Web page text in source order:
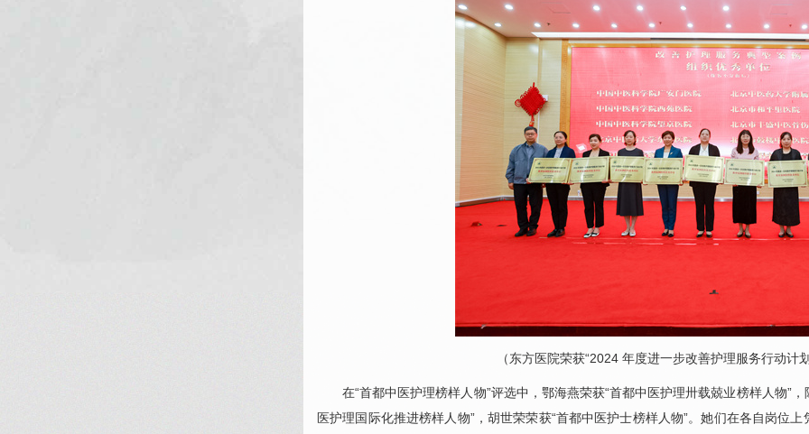
（东方医院荣获“2024 年度进一步改善护理服务行动计
在“首都中医护理榜样人物”评选中，鄂海燕荣获“首都中医护理卅载兢业榜样人物”，
医护理国际化推进榜样人物”，胡世荣荣获“首都中医护士榜样人物”。她们在各自岗位